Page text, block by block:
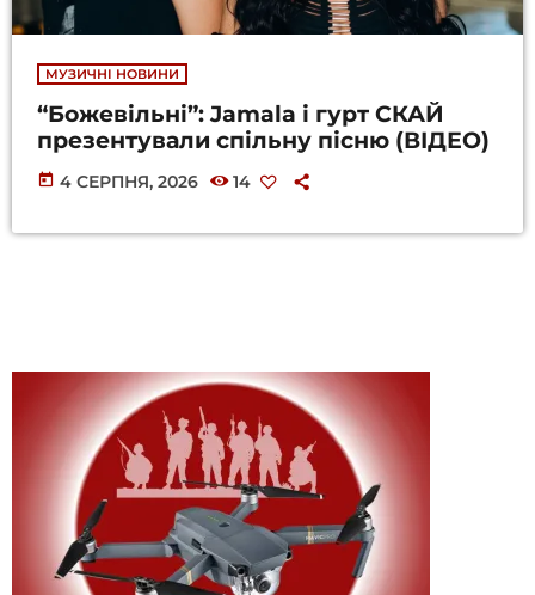
МУЗИЧНІ НОВИНИ
“Божевільні”: Jamala і гурт СКАЙ
презентували спільну пісню (ВІДЕО)
today 4 СЕРПНЯ, 2026 14